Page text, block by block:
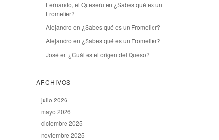
Fernando, el Queseru en ¿Sabes qué es un
Fromelier?
Alejandro en ¿Sabes qué es un Fromelier?
Alejandro en ¿Sabes qué es un Fromelier?
José en ¿Cuál es el origen del Queso?
ARCHIVOS
julio 2026
mayo 2026
diciembre 2025
noviembre 2025